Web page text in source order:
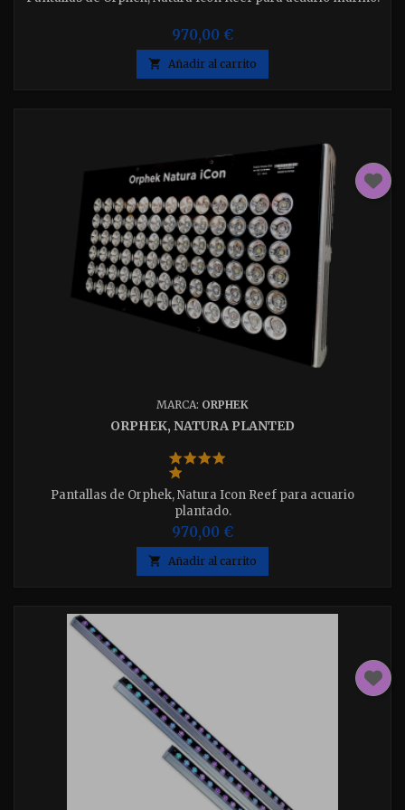
970,00 €
 Añadir al carrito
MARCA: ORPHEK
ORPHEK, NATURA PLANTED
Pantallas de Orphek, Natura Icon Reef para acuario
plantado.
970,00 €
 Añadir al carrito